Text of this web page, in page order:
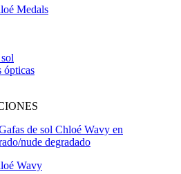
Medals
ópticas
Wavy